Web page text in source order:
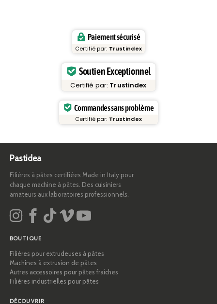
Paiement sécurisé
Certifié par: Trustindex
Soutien Exceptionnel
Certifié par: Trustindex
Commandes sans problème
Certifié par: Trustindex
Pastidea
Filières à pâtes certifiées Made in Italy pour
chaque machine à pâtes. Des cuisiniers
amateurs aux laboratoires professionnels.
BOUTIQUE
Filières pour extrudeuses à pâtes
Machines à extrusion de pâtes
Autres accessoires pour pâtes fraîches
Filières industrielles pour pâtes
DÉCOUVRIR